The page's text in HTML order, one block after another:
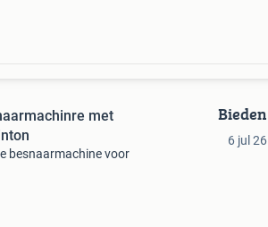
met
besnaarmachine voor
Bieden
6 jul 26